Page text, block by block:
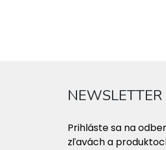
NEWSLETTER
Prihláste sa na
zľavách a